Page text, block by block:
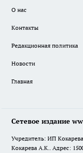
О нас
Контакты
Редакционная политика
Новости
Главная
Сетевое издание
Учредитель: ИП
Кокарева А.К.. Адрес: